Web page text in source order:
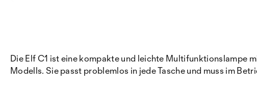
Die Elf C1 ist eine kompakte und leichte Multifunktionslampe
Modells. Sie passt problemlos in jede Tasche und muss im